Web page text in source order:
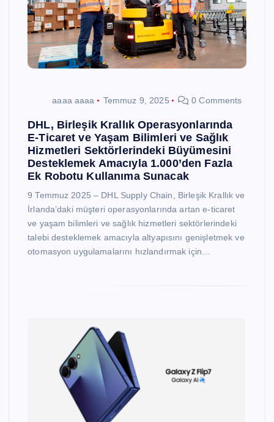
aaaa aaaa Temmuz 9, 2025 0 Comments
DHL, Birleşik Krallık Operasyonlarında
E-Ticaret ve Yaşam Bilimleri ve Sağlık
Hizmetleri Sektörlerindeki Büyümesini
Desteklemek Amacıyla 1.000’den Fazla
Ek Robotu Kullanıma Sunacak
9 Temmuz 2025 – DHL Supply Chain, Birleşik Krallık ve
İrlanda’daki müşteri operasyonlarında artan e-ticaret
ve yaşam bilimleri ve sağlık hizmetleri sektörlerindeki
talebi desteklemek amacıyla altyapısını genişletmek ve
otomasyon uygulamalarını hızlandırmak için…